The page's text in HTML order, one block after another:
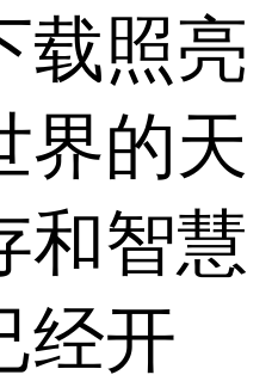
载照亮
界的天
和智慧
经开